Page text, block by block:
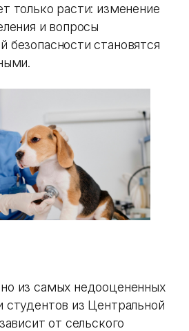
только расти: изменение
и вопросы
безопасности становятся
из самых недооцененных
студентов из Центральной
от сельского